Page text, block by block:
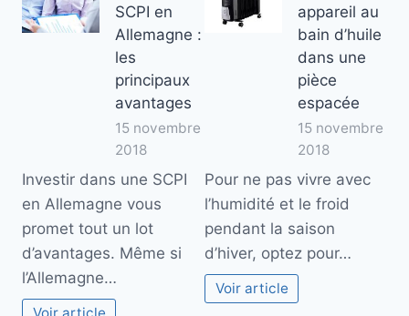
SCPI en
Allemagne :
les
principaux
avantages
15 novembre
2018
Investir dans une SCPI
en Allemagne vous
promet tout un lot
d’avantages. Même si
l’Allemagne…
appareil au
bain d’huile
dans une
pièce
espacée
15 novembre
2018
Pour ne pas vivre avec
l’humidité et le froid
pendant la saison
d’hiver, optez pour…
Voir article